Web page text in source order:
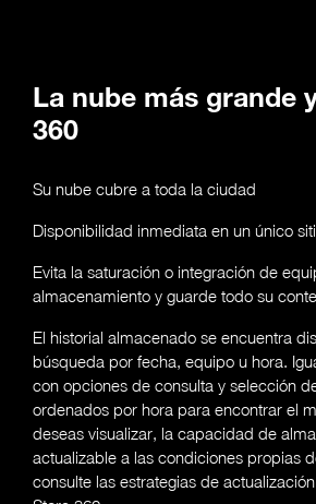
La nube más grande
360
Su nube cubre a toda la ciudad
Disponibilidad inmediata en un único
Evita la saturación o integración de
almacenamiento y guarde todo su
El historial almacenado se encuentra
búsqueda por fecha, equipo u hora.
con opciones de consulta y selección
ordenados por hora para encontrar el
deseas visualizar, la capacidad de
actualizable a las condiciones propias
consulte las estrategias de